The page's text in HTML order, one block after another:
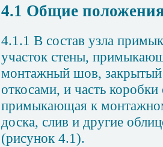
4.1 Общие
4.1.1 В состав узла
участок стены,
монтажный шов,
откосами, и часть коробки
примыкающая к
доска, слив и другие
(рисунок 4.1).